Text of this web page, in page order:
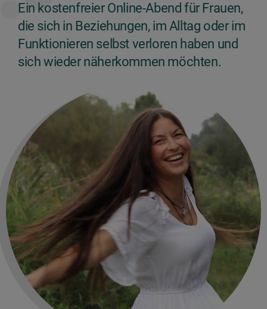
Ein kostenfreier Online-Abend für Frauen,
die sich in Beziehungen, im Alltag oder im
Funktionieren selbst verloren haben und
sich wieder näherkommen möchten.